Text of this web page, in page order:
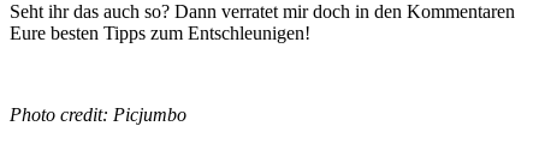
Seht ihr das auch so? Dann verratet mir doch in den Kommentaren
Eure besten Tipps zum Entschleunigen!
Photo credit: Picjumbo